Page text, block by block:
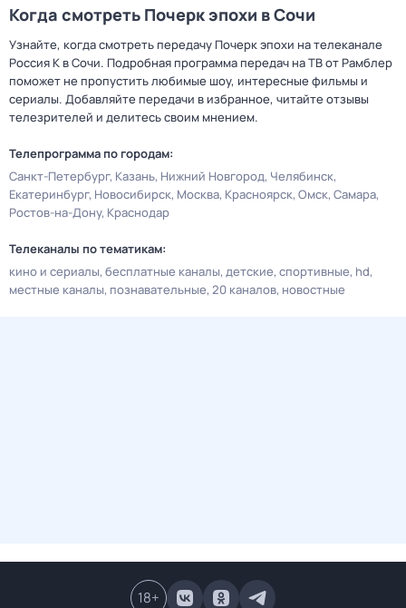
Когда смотреть Почерк эпохи в Сочи
Узнайте, когда смотреть передачу Почерк эпохи на телеканале
Россия К в Сочи. Подробная программа передач на ТВ от Рамблер
поможет не пропустить любимые шоу, интересные фильмы и
сериалы. Добавляйте передачи в избранное, читайте отзывы
телезрителей и делитесь своим мнением.
Телепрограмма по городам:
Санкт-Петербург Казань Нижний Новгород Челябинск
Екатеринбург Новосибирск Москва Красноярск Омск Самара
Ростов-на-Дону Краснодар
Телеканалы по тематикам:
кино и сериалы бесплатные каналы детские спортивные hd
местные каналы познавательные 20 каналов новостные
18+